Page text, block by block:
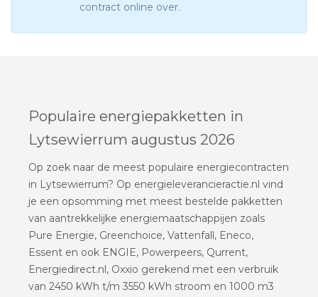
contract online over.
Populaire energiepakketten in
Lytsewierrum augustus 2026
Op zoek naar de meest populaire energiecontracten
in Lytsewierrum? Op energieleverancieractie.nl vind
je een opsomming met meest bestelde pakketten
van aantrekkelijke energiemaatschappijen zoals
Pure Energie, Greenchoice, Vattenfall, Eneco,
Essent en ook ENGIE, Powerpeers, Qurrent,
Energiedirect.nl, Oxxio gerekend met een verbruik
van 2450 kWh t/m 3550 kWh stroom en 1000 m3